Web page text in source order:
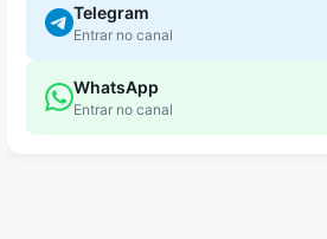
Telegram
Entrar no canal
WhatsApp
Entrar no canal